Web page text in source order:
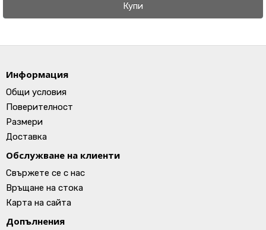
Купи
Информация
Общи условия
Поверителност
Размери
Доставка
Обслужване на клиенти
Свържете се с нас
Връщане на стока
Карта на сайта
Допълнения